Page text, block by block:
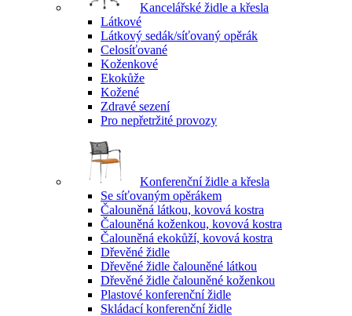
Kancelářské židle a křesla
Látkové
Látkový sedák/síťovaný opěrák
Celosíťované
Koženkové
Ekokůže
Kožené
Zdravé sezení
Pro nepřetržité provozy
Konferenční židle a křesla
Se síťovaným opěrákem
Čalouněná látkou, kovová kostra
Čalouněná koženkou, kovová kostra
Čalouněná ekokůží, kovová kostra
Dřevěné židle
Dřevěné židle čalouněné látkou
Dřevěné židle čalouněné koženkou
Plastové konferenční židle
Skládací konferenční židle